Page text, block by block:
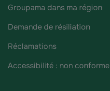
Groupama dans ma région
Demande de résiliation
Réclamations
Accessibilité : non conforme